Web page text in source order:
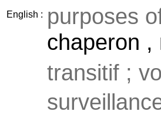
English : purposes
chaperon ,
transitif ;